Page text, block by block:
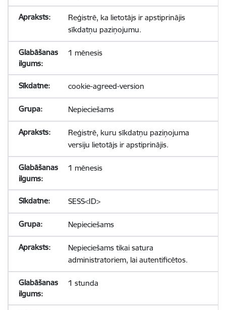
Reģistrē, ka lietotājs ir apstiprinājis
sīkdatņu paziņojumu.
1 mēnesis
cookie-agreed-version
Nepieciešams
Reģistrē, kuru sīkdatņu paziņojuma
versiju lietotājs ir apstiprinājis.
1 mēnesis
SESS<ID>
Nepieciešams
Nepieciešams tikai satura
administratoriem, lai autentificētos.
1 stunda